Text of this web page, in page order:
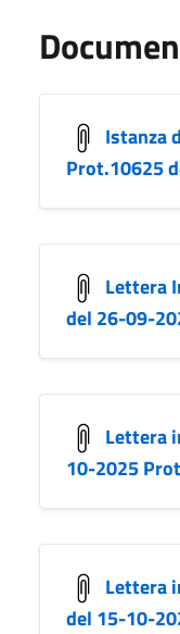
Istanza
Prot.10625
Lettera
del 26-09-
Lettera
10-2025
Lettera
del 15-10-